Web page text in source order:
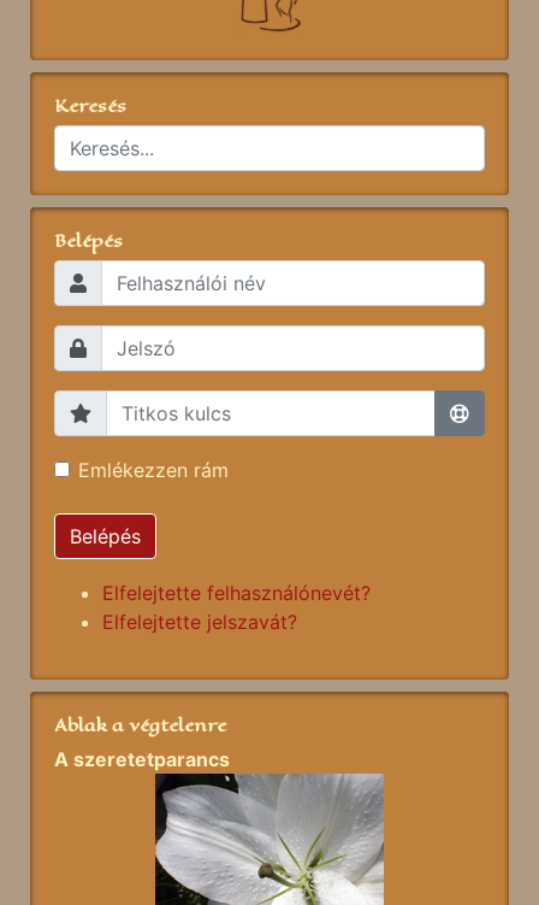
Keresés
Belépés
Emlékezzen rám
Belépés
Elfelejtette felhasználónevét?
Elfelejtette jelszavát?
Ablak a végtelenre
A szeretetparancs